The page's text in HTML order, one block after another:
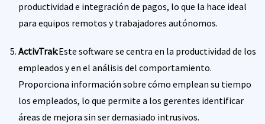
productividad e integración de pagos, lo que la hace ideal
para equipos remotos y trabajadores autónomos.
ActivTrak:Este software se centra en la productividad de los
empleados y en el análisis del comportamiento.
Proporciona información sobre cómo emplean su tiempo
los empleados, lo que permite a los gerentes identificar
áreas de mejora sin ser demasiado intrusivos.